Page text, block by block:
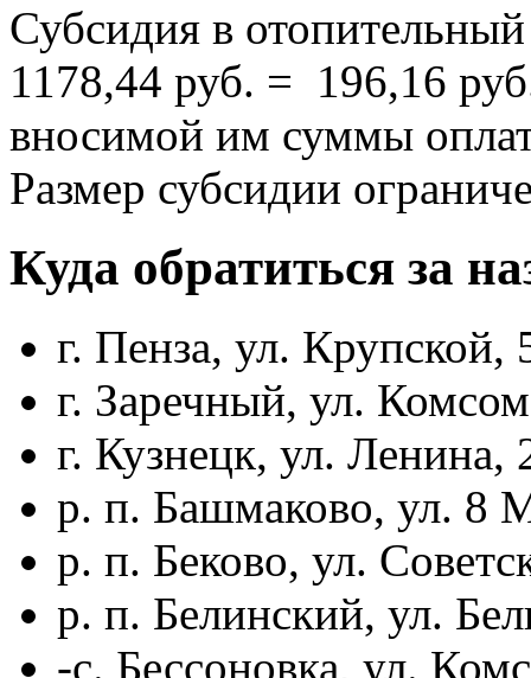
Субсидия в
1178,44 руб. = 196,16
вносимой им суммы
Размер субсидии
Куда обратиться за
г. Пенза, ул.
г. Заречный, ул.
г. Кузнецк, ул. Ленина,
р. п. Башмаково, ул. 8
р. п. Беково, ул.
р. п. Белинский, ул.
-с. Бессоновка, ул.